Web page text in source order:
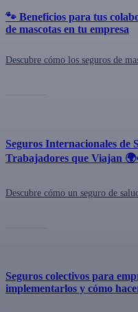
🐾 Beneficios para tus
de mascotas en tu empresa
Seguros Internacionales de
Trabajadores que Viajan
Seguros colectivos para
implementarlos y cómo